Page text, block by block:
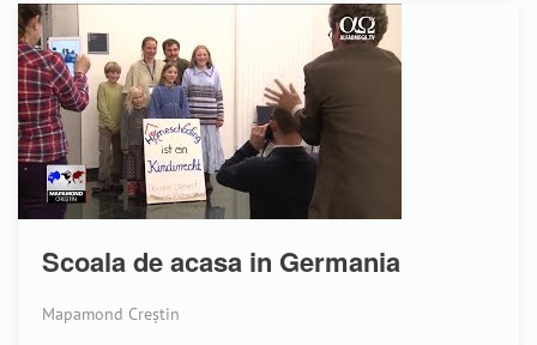
Scoala de acasa in Germania
Mapamond Creștin